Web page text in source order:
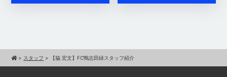
> スタッフ > 【脇 宏文】FC鴨志田緑スタッフ紹介